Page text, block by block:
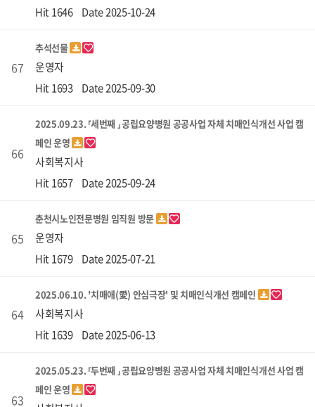
Hit 1646 Date 2025-10-24
67
추석선물
운영자
Hit 1693 Date 2025-09-30
66
2025.09.23. ⸢세번째 ⸥ 공립요양병원 공공사업 자체 치매인식개선 사업 캠
페인 운영
사회복지사
Hit 1657 Date 2025-09-24
65
춘천시노인전문병원 임직원 방문
운영자
Hit 1679 Date 2025-07-21
64
2025.06.10. '치매애(愛) 안심극장' 및 치매인식개선 캠페인
사회복지사
Hit 1639 Date 2025-06-13
63
2025.05.23. ⸢두번째 ⸥ 공립요양병원 공공사업 자체 치매인식개선 사업 캠
페인 운영